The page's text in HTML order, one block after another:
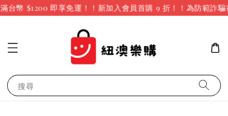
台幣 $1200 即享免運！！新加入會員首購 9 折！！ 為防範詐
搜尋